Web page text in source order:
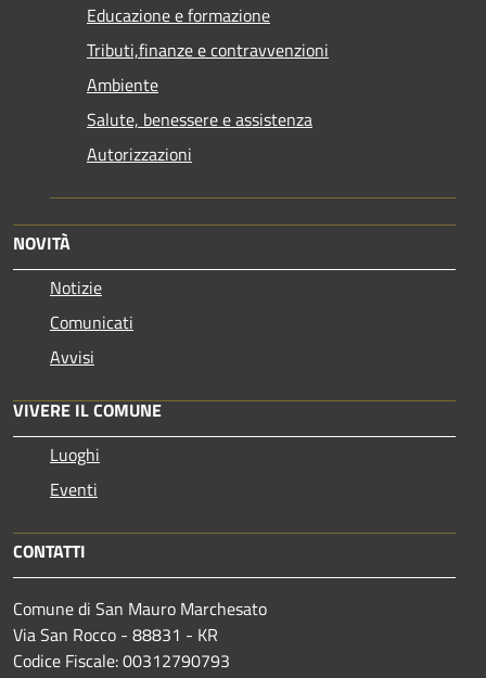
Educazione e formazione
Tributi,finanze e contravvenzioni
Ambiente
Salute, benessere e assistenza
Autorizzazioni
NOVITÀ
Notizie
Comunicati
Avvisi
VIVERE IL COMUNE
Luoghi
Eventi
CONTATTI
Comune di San Mauro Marchesato
Via San Rocco - 88831 - KR
Codice Fiscale: 00312790793